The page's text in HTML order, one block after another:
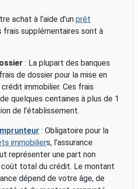
achat à l’aide d’un prêt
frais supplémentaires sont à
: La plupart des banques
de dossier pour la mise en
immobilier. Ces frais
quelques centaines à plus de 1
de l’établissement.
: Obligatoire pour la
immobiliers, l’assurance
représenter une part non
coût total du crédit. Le montant
dépend de votre âge, de